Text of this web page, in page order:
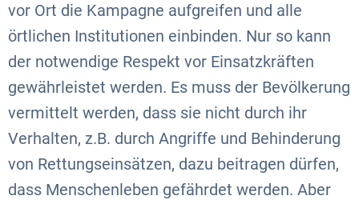
vor Ort die Kampagne aufgreifen und alle
örtlichen Institutionen einbinden. Nur so kann
der notwendige Respekt vor Einsatzkräften
gewährleistet werden. Es muss der Bevölkerung
vermittelt werden, dass sie nicht durch ihr
Verhalten, z.B. durch Angriffe und Behinderung
von Rettungseinsätzen, dazu beitragen dürfen,
dass Menschenleben gefährdet werden. Aber